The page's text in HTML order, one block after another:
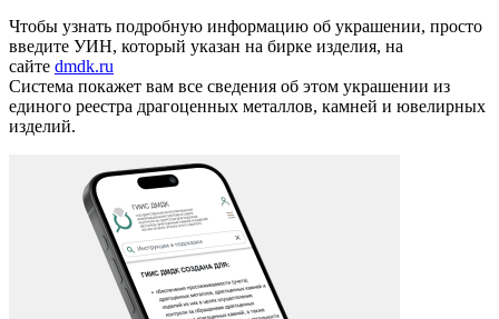
Чтобы узнать подробную информацию об украшении, просто
введите УИН, который указан на бирке изделия, на
сайте dmdk.ru
Система покажет вам все сведения об этом украшении из
единого реестра драгоценных металлов, камней и ювелирных
изделий.